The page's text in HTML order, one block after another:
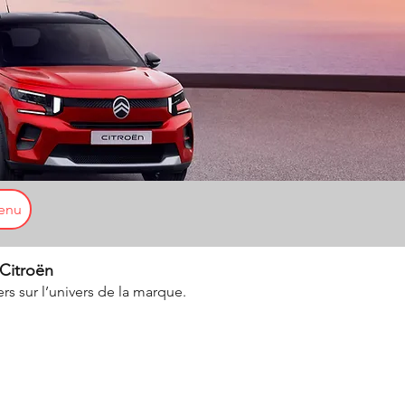
sur l’univers de la marque.